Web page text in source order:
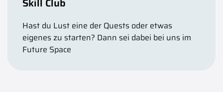
Hast du Lust eine der Quests oder etwas
eigenes zu starten? Dann sei dabei bei uns im
Future Space